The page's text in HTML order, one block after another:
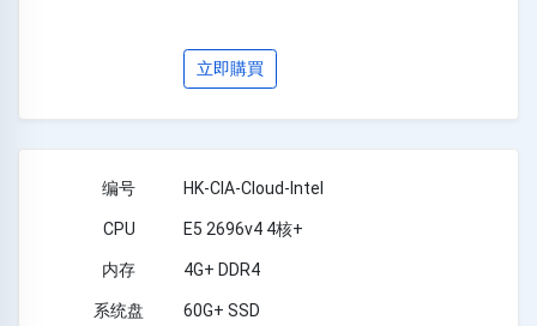
立即購買
HK-CIA-Cloud-Intel
E5 2696v4 4核+
4G+ DDR4
60G+ SSD